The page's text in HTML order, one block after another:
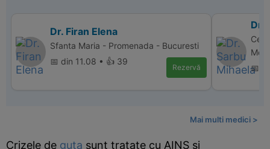
Dr. Firan Elena
Sfanta Maria - Promenada - Bucuresti
📅 din 11.08 • 👍 39
Rezervă
Dr.
📅
Mai multi medici >
Crizele de guta sunt tratate cu AINS si